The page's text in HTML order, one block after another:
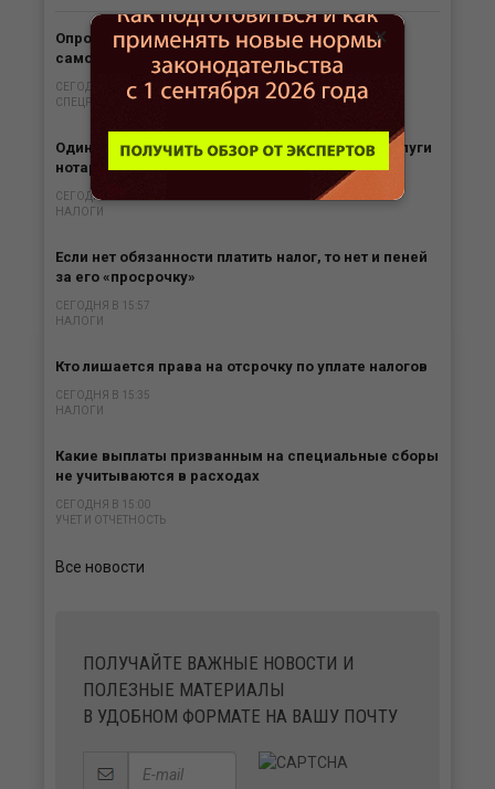
Опрос. Сколько россиян одобряют режим
самозанятости?
СЕГОДНЯ В 16:56
СПЕЦРЕЖИМЫ
Одинокие родители могут получить вычет за услуги
нотариуса
СЕГОДНЯ В 16:34
НАЛОГИ
Если нет обязанности платить налог, то нет и пеней
за его «просрочку»
СЕГОДНЯ В 15:57
НАЛОГИ
Кто лишается права на отсрочку по уплате налогов
СЕГОДНЯ В 15:35
НАЛОГИ
Какие выплаты призванным на специальные сборы
не учитываются в расходах
СЕГОДНЯ В 15:00
УЧЕТ И ОТЧЕТНОСТЬ
Все новости
ПОЛУЧАЙТЕ ВАЖНЫЕ НОВОСТИ И
ПОЛЕЗНЫЕ МАТЕРИАЛЫ
В УДОБНОМ ФОРМАТЕ НА ВАШУ ПОЧТУ
×